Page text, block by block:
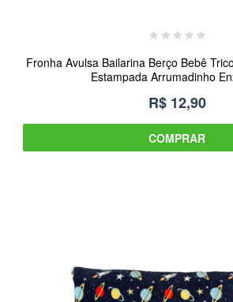
Fronha Avulsa Bailarina Berço Bebê
Estampada Arrumadinho
R$ 12,90
COMPRAR